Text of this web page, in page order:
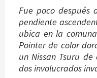
Fue poco después
pendiente
ubica en la
Pointer de color
un Nissan Tsuru
dos involucrados